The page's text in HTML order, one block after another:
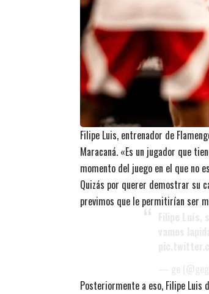
Filipe Luis, entrenador de
Maracaná. «Es un jugador que
momento del juego en el que no
Quizás por querer demostrar su
previmos que le permitirían ser
Posteriormente a eso, Filipe Luis